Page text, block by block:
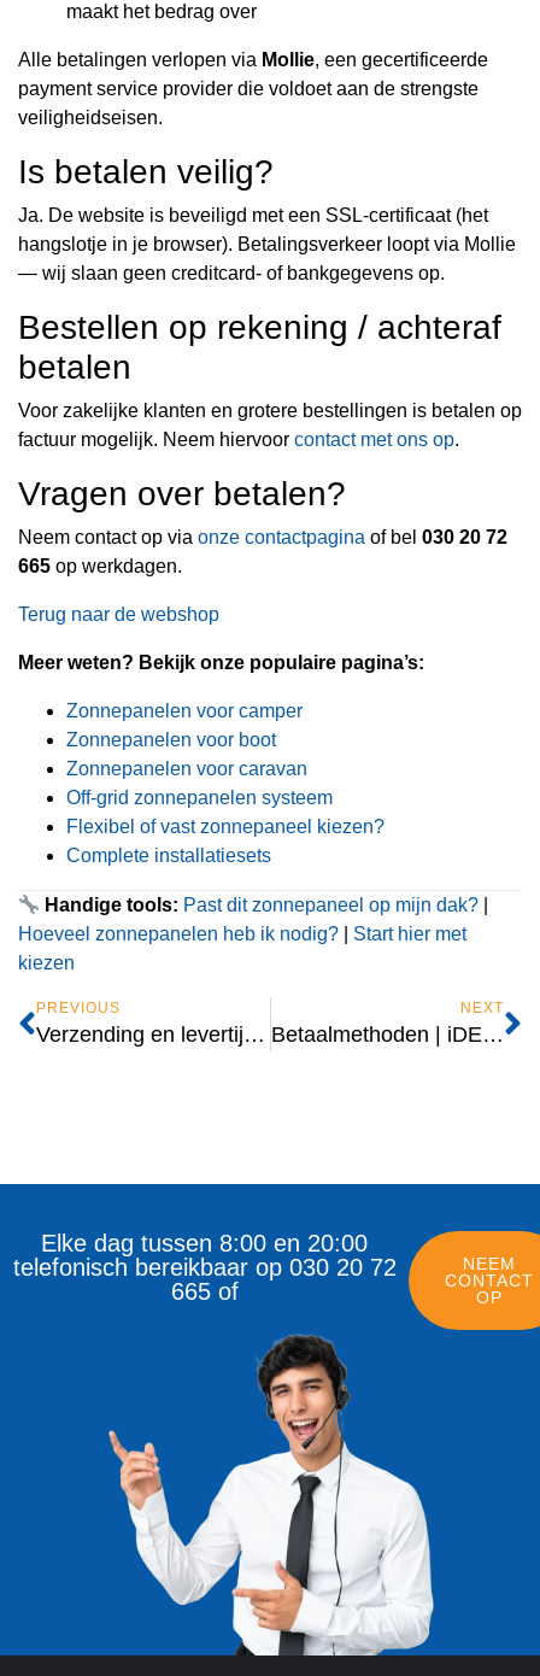
maakt het bedrag over
Alle betalingen verlopen via Mollie, een gecertificeerde
payment service provider die voldoet aan de strengste
veiligheidseisen.
Is betalen veilig?
Ja. De website is beveiligd met een SSL-certificaat (het
hangslotje in je browser). Betalingsverkeer loopt via Mollie
— wij slaan geen creditcard- of bankgegevens op.
Bestellen op rekening / achteraf
betalen
Voor zakelijke klanten en grotere bestellingen is betalen op
factuur mogelijk. Neem hiervoor contact met ons op.
Vragen over betalen?
Neem contact op via onze contactpagina of bel 030 20 72
665 op werkdagen.
Terug naar de webshop
Meer weten? Bekijk onze populaire pagina’s:
Zonnepanelen voor camper
Zonnepanelen voor boot
Zonnepanelen voor caravan
Off-grid zonnepanelen systeem
Flexibel of vast zonnepaneel kiezen?
Complete installatiesets
Handige tools: Past dit zonnepaneel op mijn dak?
Hoeveel zonnepanelen heb ik nodig?
Start hier met
kiezen
PREVIOUS
Verzending en levertijd zonnepanelen | Overal Zonnepanelen
NEXT
Betaalmethoden | iDEAL, Bancontact, Creditcard en meer
Elke dag tussen 8:00 en 20:00
telefonisch bereikbaar op 030 20 72
665 of
NEEM
CONTACT
OP